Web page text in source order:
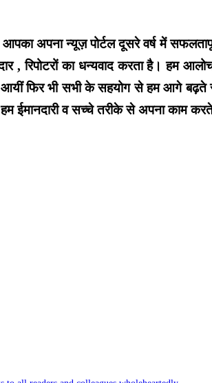
आपका अपना न्यूज़ पोर्टल दूसरे वर्ष में
, रिपोटरों का धन्यवाद करता है। हम
फिर भी सभी के सहयोग से हम आगे बढ़ते
ईमानदारी व सच्चे तरीके से अपना काम